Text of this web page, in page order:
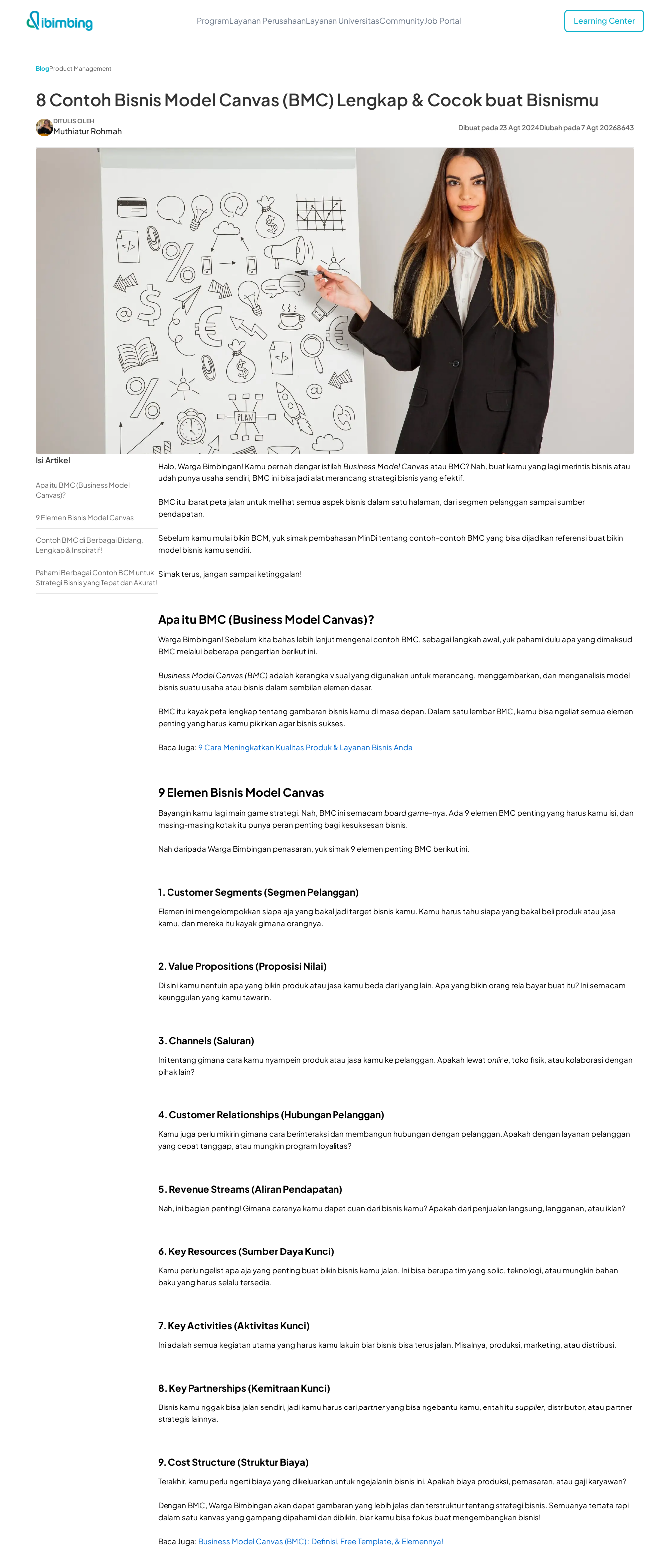
ProgramLayanan PerusahaanLayanan UniversitasCommunityJob Portal Learning Center
BlogProduct Management
8 Contoh Bisnis Model Canvas (BMC) Lengkap & Cocok buat Bisnismu
DITULIS OLEH
Muthiatur Rohmah Dibuat pada 23 Agt 2024Diubah pada 7 Agt 20268643
Isi Artikel
Apa itu BMC (Business Model
Canvas)?
9 Elemen Bisnis Model Canvas
Contoh BMC di Berbagai Bidang,
Lengkap & Inspiratif!
Pahami Berbagai Contoh BCM untuk
Strategi Bisnis yang Tepat dan Akurat!
Halo, Warga Bimbingan! Kamu pernah dengar istilah Business Model Canvas atau BMC? Nah, buat kamu yang lagi merintis bisnis atau
udah punya usaha sendiri, BMC ini bisa jadi alat merancang strategi bisnis yang efektif.
BMC itu ibarat peta jalan untuk melihat semua aspek bisnis dalam satu halaman, dari segmen pelanggan sampai sumber
pendapatan.
Sebelum kamu mulai bikin BCM, yuk simak pembahasan MinDi tentang contoh-contoh BMC yang bisa dijadikan referensi buat bikin
model bisnis kamu sendiri.
Simak terus, jangan sampai ketinggalan!
Apa itu BMC (Business Model Canvas)?
Warga Bimbingan! Sebelum kita bahas lebih lanjut mengenai contoh BMC, sebagai langkah awal, yuk pahami dulu apa yang dimaksud
BMC melalui beberapa pengertian berikut ini.
Business Model Canvas (BMC) adalah kerangka visual yang digunakan untuk merancang, menggambarkan, dan menganalisis model
bisnis suatu usaha atau bisnis dalam sembilan elemen dasar.
BMC itu kayak peta lengkap tentang gambaran bisnis kamu di masa depan. Dalam satu lembar BMC, kamu bisa ngeliat semua elemen
penting yang harus kamu pikirkan agar bisnis sukses.
Baca Juga: 9 Cara Meningkatkan Kualitas Produk & Layanan Bisnis Anda
9 Elemen Bisnis Model Canvas
Bayangin kamu lagi main game strategi. Nah, BMC ini semacam board game-nya. Ada 9 elemen BMC penting yang harus kamu isi, dan
masing-masing kotak itu punya peran penting bagi kesuksesan bisnis.
Nah daripada Warga Bimbingan penasaran, yuk simak 9 elemen penting BMC berikut ini.
1. Customer Segments (Segmen Pelanggan)
Elemen ini mengelompokkan siapa aja yang bakal jadi target bisnis kamu. Kamu harus tahu siapa yang bakal beli produk atau jasa
kamu, dan mereka itu kayak gimana orangnya.
2. Value Propositions (Proposisi Nilai)
Di sini kamu nentuin apa yang bikin produk atau jasa kamu beda dari yang lain. Apa yang bikin orang rela bayar buat itu? Ini semacam
keunggulan yang kamu tawarin.
3. Channels (Saluran)
Ini tentang gimana cara kamu nyampein produk atau jasa kamu ke pelanggan. Apakah lewat online, toko fisik, atau kolaborasi dengan
pihak lain?
4. Customer Relationships (Hubungan Pelanggan)
Kamu juga perlu mikirin gimana cara berinteraksi dan membangun hubungan dengan pelanggan. Apakah dengan layanan pelanggan
yang cepat tanggap, atau mungkin program loyalitas?
5. Revenue Streams (Aliran Pendapatan)
Nah, ini bagian penting! Gimana caranya kamu dapet cuan dari bisnis kamu? Apakah dari penjualan langsung, langganan, atau iklan?
6. Key Resources (Sumber Daya Kunci)
Kamu perlu ngelist apa aja yang penting buat bikin bisnis kamu jalan. Ini bisa berupa tim yang solid, teknologi, atau mungkin bahan
baku yang harus selalu tersedia.
7. Key Activities (Aktivitas Kunci)
Ini adalah semua kegiatan utama yang harus kamu lakuin biar bisnis bisa terus jalan. Misalnya, produksi, marketing, atau distribusi.
8. Key Partnerships (Kemitraan Kunci)
Bisnis kamu nggak bisa jalan sendiri, jadi kamu harus caripartneryang bisa ngebantu kamu, entah itu supplier, distributor, atau partner
strategis lainnya.
9. Cost Structure (Struktur Biaya)
Terakhir, kamu perlu ngerti biaya yang dikeluarkan untuk ngejalanin bisnis ini. Apakah biaya produksi, pemasaran, atau gaji karyawan?
Dengan BMC, Warga Bimbingan akan dapat gambaran yang lebih jelas dan terstruktur tentang strategi bisnis. Semuanya tertata rapi
dalam satu kanvas yang gampang dipahami dan dibikin, biar kamu bisa fokus buat mengembangkan bisnis!
Baca Juga: Business Model Canvas (BMC) : Definisi, Free Template, & Elemennya!